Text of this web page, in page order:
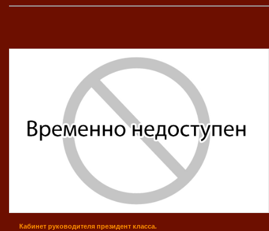
Кабинет руководителя президент класса.